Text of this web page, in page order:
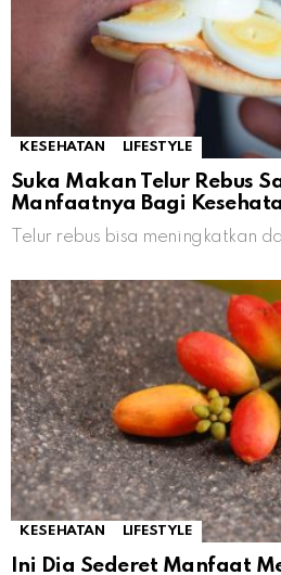
KESEHATAN LIFESTYLE
Suka Makan Telur Rebus
Manfaatnya Bagi
Telur rebus bisa meningkatkan
KESEHATAN LIFESTYLE
Ini Dia Sederet Manfaat